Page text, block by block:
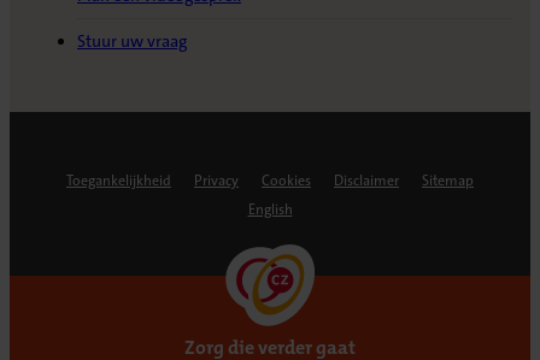
Stuur uw vraag
Toegankelijkheid Privacy Cookies Disclaimer
Sitemap
English
Zorg die verder gaat